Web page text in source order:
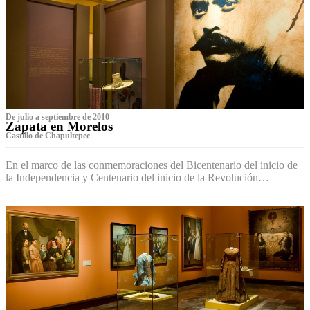
De julio a septiembre de 2010
Zapata en Morelos
Castillo de Chapultepec
En el marco de las conmemoraciones del Bicentenario del inicio de
la Independencia y Centenario del inicio de la Revolución…